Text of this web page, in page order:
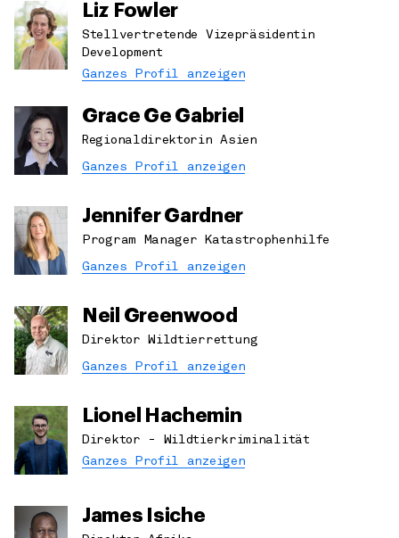
Liz Fowler
Stellvertretende Vizepräsidentin
Development
Ganzes Profil anzeigen
Grace Ge Gabriel
Regionaldirektorin Asien
Ganzes Profil anzeigen
Jennifer Gardner
Program Manager Katastrophenhilfe
Ganzes Profil anzeigen
Neil Greenwood
Direktor Wildtierrettung
Ganzes Profil anzeigen
Lionel Hachemin
Direktor - Wildtierkriminalität
Ganzes Profil anzeigen
James Isiche